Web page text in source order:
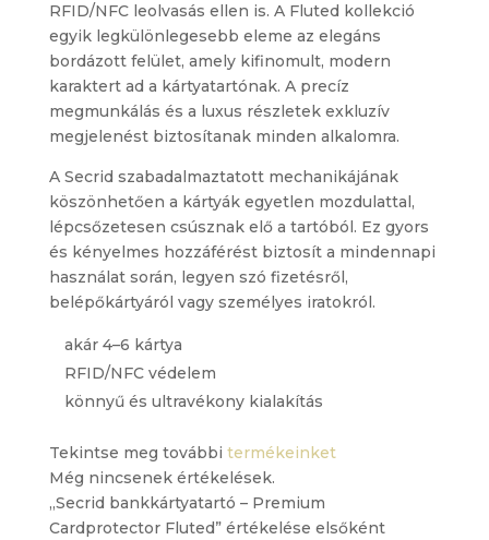
RFID/NFC leolvasás ellen is. A Fluted kollekció
egyik legkülönlegesebb eleme az elegáns
bordázott felület, amely kifinomult, modern
karaktert ad a kártyatartónak. A precíz
megmunkálás és a luxus részletek exkluzív
megjelenést biztosítanak minden alkalomra.
A Secrid szabadalmaztatott mechanikájának
köszönhetően a kártyák egyetlen mozdulattal,
lépcsőzetesen csúsznak elő a tartóból. Ez gyors
és kényelmes hozzáférést biztosít a mindennapi
használat során, legyen szó fizetésről,
belépőkártyáról vagy személyes iratokról.
akár 4–6 kártya
RFID/NFC védelem
könnyű és ultravékony kialakítás
Tekintse meg további termékeinket
Még nincsenek értékelések.
„Secrid bankkártyatartó – Premium
Cardprotector Fluted” értékelése elsőként